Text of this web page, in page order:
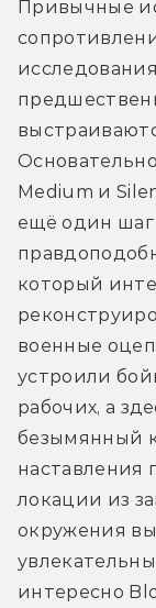
Привычные
Medium и
ещё один шаг
который
военные
устроили
рабочих, а
безымянный
наставления
локации из
окружения
интересно